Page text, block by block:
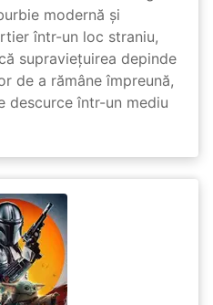
modernă și
într-un loc straniu,
supraviețuirea depinde
de a rămâne împreună,
descurce într-un mediu